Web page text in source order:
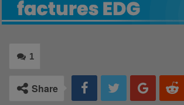
1
Share